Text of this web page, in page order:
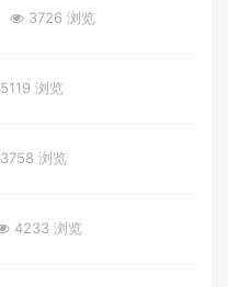
3726 浏览
5119 浏览
3758 浏览
4233 浏览